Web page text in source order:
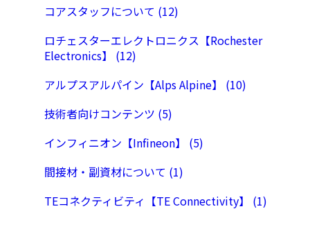
コアスタッフについて (12)
ロチェスターエレクトロニクス【Rochester
Electronics】 (12)
アルプスアルパイン【Alps Alpine】 (10)
技術者向けコンテンツ (5)
インフィニオン【Infineon】 (5)
間接材・副資材について (1)
TEコネクティビティ【TE Connectivity】 (1)